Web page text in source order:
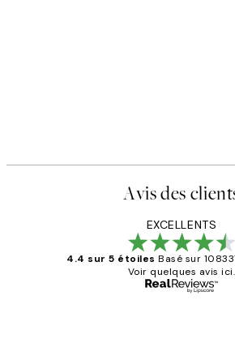
Avis des
EXCELLENTS
4.4 sur 5 étoiles Basé sur
Voir quelques avis ici.